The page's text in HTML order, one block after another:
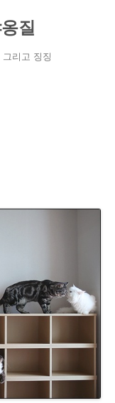
질
리고 징징